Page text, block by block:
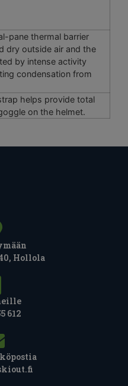
pane thermal barrier
dry outside air and the
by intense activity
condensation from
helps provide total
on the helmet.
Hollola
612